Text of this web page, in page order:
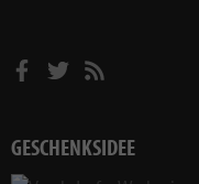
GESCHENKSIDEE